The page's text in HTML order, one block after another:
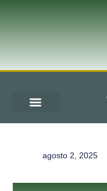
agosto 2, 2025